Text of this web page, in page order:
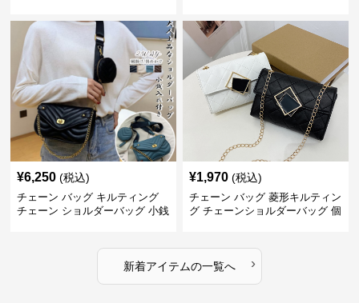
¥6,250 (税込)
チェーン バッグ キルティング
チェーン ショルダーバッグ 小銭
¥1,970 (税込)
チェーン バッグ 菱形キルティン
グ チェーンショルダーバッグ 個
新着アイテムの一覧へ ›